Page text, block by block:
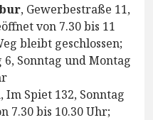
, Gewerbestraße 11,
von 7.30 bis 11
bleibt geschlossen;
Sonntag und Montag
, Im Spiet 132, Sonntag
7.30 bis 10.30 Uhr;